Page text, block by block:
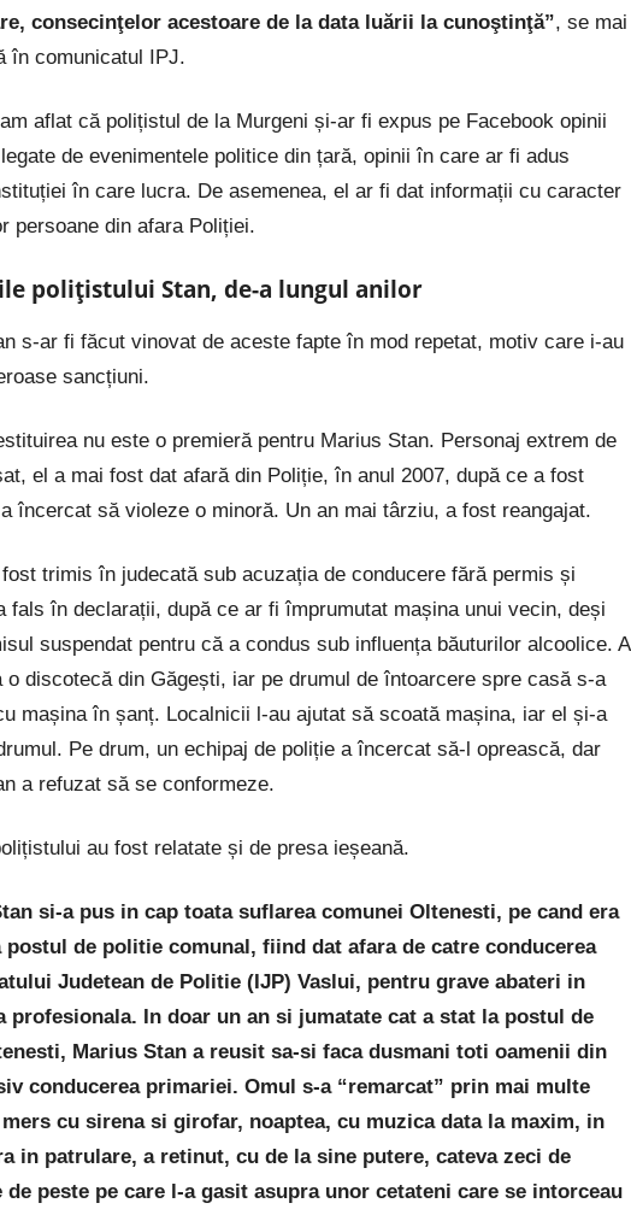
consecinţelor acestoare de la data luării la cunoştinţă”, se mai
în comunicatul IPJ.
aflat că polițistul de la Murgeni și-ar fi expus pe Facebook opinii
de evenimentele politice din țară, opinii în care ar fi adus
în care lucra. De asemenea, el ar fi dat informații cu caracter
persoane din afara Poliției.
polițistului Stan, de-a lungul anilor
s-ar fi făcut vinovat de aceste fapte în mod repetat, motiv care i-au
sancțiuni.
nu este o premieră pentru Marius Stan. Personaj extrem de
el a mai fost dat afară din Poliție, în anul 2007, după ce a fost
încercat să violeze o minoră. Un an mai târziu, a fost reangajat.
trimis în judecată sub acuzația de conducere fără permis și
fals în declarații, după ce ar fi împrumutat mașina unui vecin, deși
suspendat pentru că a condus sub influența băuturilor alcoolice. A
o discotecă din Găgești, iar pe drumul de întoarcere spre casă s-a
mașina în șanț. Localnicii l-au ajutat să scoată mașina, iar el și-a
Pe drum, un echipaj de poliție a încercat să-l oprească, dar
a refuzat să se conformeze.
au fost relatate și de presa ieșeană.
si-a pus in cap toata suflarea comunei Oltenesti, pe cand era
postul de politie comunal, fiind dat afara de catre conducerea
Judetean de Politie (IJP) Vaslui, pentru grave abateri in
profesionala. In doar un an si jumatate cat a stat la postul de
Marius Stan a reusit sa-si faca dusmani toti oamenii din
conducerea primariei. Omul s-a “remarcat” prin mai multe
cu sirena si girofar, noaptea, cu muzica data la maxim, in
in patrulare, a retinut, cu de la sine putere, cateva zeci de
de peste pe care l-a gasit asupra unor cetateni care se intorceau